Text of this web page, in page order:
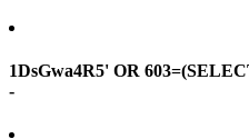
1DsGwa4R5' OR
-